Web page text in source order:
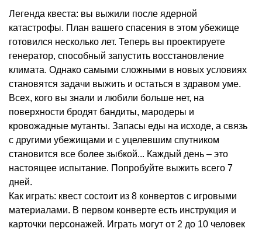
Легенда квеста: вы выжили после ядерной
катастрофы. План вашего спасения в этом убежище
готовился несколько лет. Теперь вы проектируете
генератор, способный запустить восстановление
климата. Однако самыми сложными в новых условиях
становятся задачи выжить и остаться в здравом уме.
Всех, кого вы знали и любили больше нет, на
поверхности бродят бандиты, мародеры и
кровожадные мутанты. Запасы еды на исходе, а связь
с другими убежищами и с уцелевшим спутником
становится все более зыбкой... Каждый день – это
настоящее испытание. Попробуйте выжить всего 7
дней.
Как играть: квест состоит из 8 конвертов с игровыми
материалами. В первом конверте есть инструкция и
карточки персонажей. Играть могут от 2 до 10 человек